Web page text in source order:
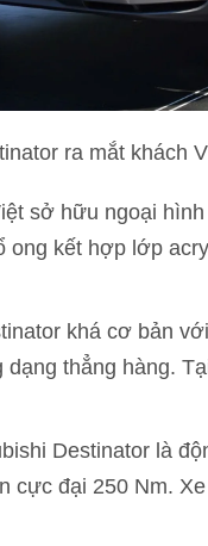
ra mắt khách
sở hữu ngoại
kết hợp lớp
khá cơ bản
thẳng hàng.
Destinator là
cực đại 250 Nm.